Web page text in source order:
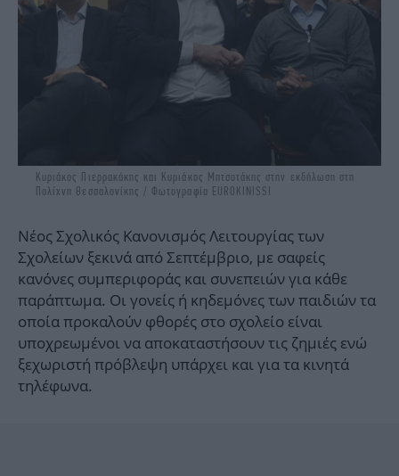
Κυριάκος Πιερρακάκης και Κυριάκος Μητσοτάκης στην εκδήλωση στη
Πολίχνη Θεσσαλονίκης / Φωτογραφία EUROKINISSI
Νέος Σχολικός Κανονισμός Λειτουργίας των
Σχολείων ξεκινά από Σεπτέμβριο, με σαφείς
κανόνες συμπεριφοράς και συνεπειών για κάθε
παράπτωμα. Οι γονείς ή κηδεμόνες των παιδιών τα
οποία προκαλούν φθορές στο σχολείο είναι
υποχρεωμένοι να αποκαταστήσουν τις ζημιές ενώ
ξεχωριστή πρόβλεψη υπάρχει και για τα κινητά
τηλέφωνα.